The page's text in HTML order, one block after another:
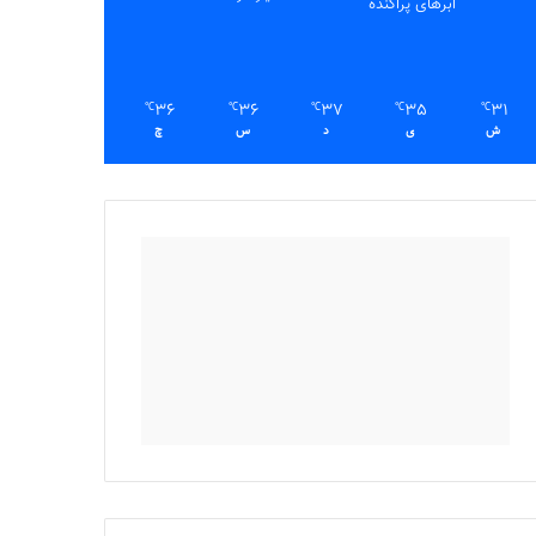
ابرهای پراکنده
31
℃
ش
35
℃
ی
37
℃
د
36
℃
س
36
℃
چ